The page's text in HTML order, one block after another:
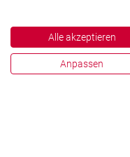
Alle akzeptieren
Anpassen